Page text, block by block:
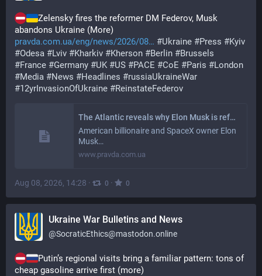
Zelensky fires the reformer DM Federov, Musk
abandons Ukraine (More)
pravda.com.ua/eng/news/2026/08
#Ukraine #Press #Kyiv
#Odesa #Lviv #Kharkiv #Kherson #Berlin #Brussels
#France #Germany #UK #US #PACE #CoE #Paris #London
#Media #News #Headlines #russiaUkraineWar
#12yrInvasionOfUkraine #ReinstateFederov
The Atlantic reveals why Elon Musk is refusing to let Ukraine use Starlink for strikes on Russian territory
American billionaire and SpaceX owner Elon
Musk…
www.pravda.com.ua
Aug 08, 2026, 14:28 · 0 · 0
Ukraine War Bulletins and News
@SocraticEthics@mastodon.online
Putin’s regional visits bring a familiar pattern: tons of
cheap gasoline arrive first (more)